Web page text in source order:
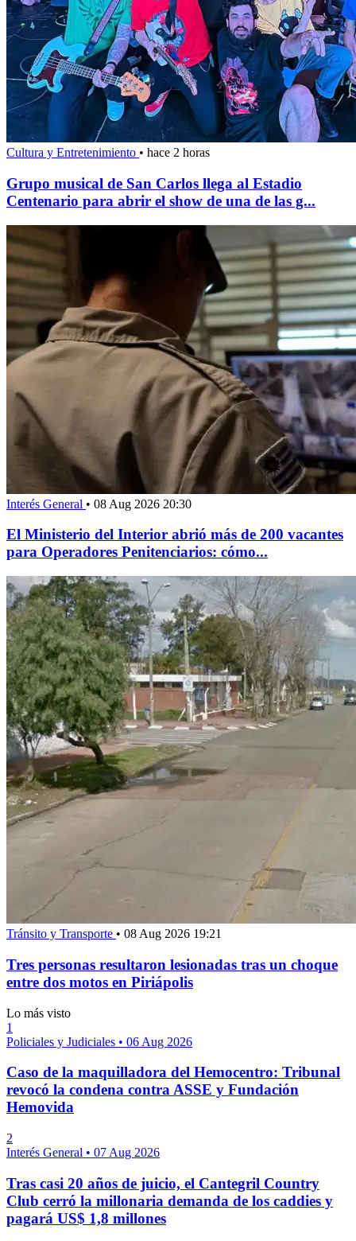
Cultura y Entretenimiento • hace 2 horas
Grupo musical de San Carlos llega al Estadio
Centenario para abrir el show de una de las g...
Interés General • 08 Aug 2026 20:30
El Ministerio del Interior abrió más de 200 vacantes
para Operadores Penitenciarios: cómo...
Tránsito y Transporte • 08 Aug 2026 19:21
Tres personas resultaron lesionadas tras un choque
entre dos motos en Piriápolis
Lo más visto
1
Policiales y Judiciales • 06 Aug 2026
Caso de la maquilladora del Hemocentro: Tribunal
revocó la condena contra ASSE y Fundación
Hemovida
2
Interés General • 07 Aug 2026
Tras casi 20 años de juicio, el Cantegril Country
Club cerró la millonaria demanda de los caddies y
pagará US$ 1,8 millones